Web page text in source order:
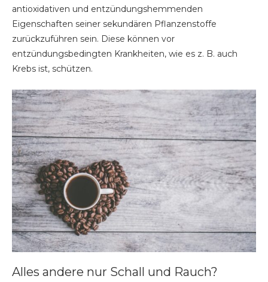
antioxidativen und entzündungshemmenden
Eigenschaften seiner sekundären Pflanzenstoffe
zurückzuführen sein. Diese können vor
entzündungsbedingten Krankheiten, wie es z. B. auch
Krebs ist, schützen.
Alles andere nur Schall und Rauch?